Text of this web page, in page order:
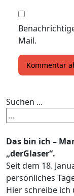
Mail.
Suchen ...
Das bin ich –
„derGlaser“.
Seit dem 18.
persönliches
Hier schreibe ich